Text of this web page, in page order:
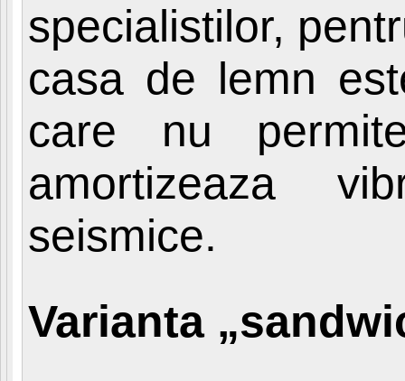
specialistilor,
casa de lemn
care nu
amortizeaza
seismice.
Varianta